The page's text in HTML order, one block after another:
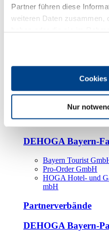
Partner führen diese
weiteren Daten zusammen,
Cookies
Nur
Kooperationspartner
Bayern Tourismus
DEHOGA-Familie
Bundesverband
Fachverbände
DEHOGA Bayern-
Bayern Tourist
Pro-Order GmbH
HOGA Hotel- und
mbH
Partnerverbände
DEHOGA Bayern-